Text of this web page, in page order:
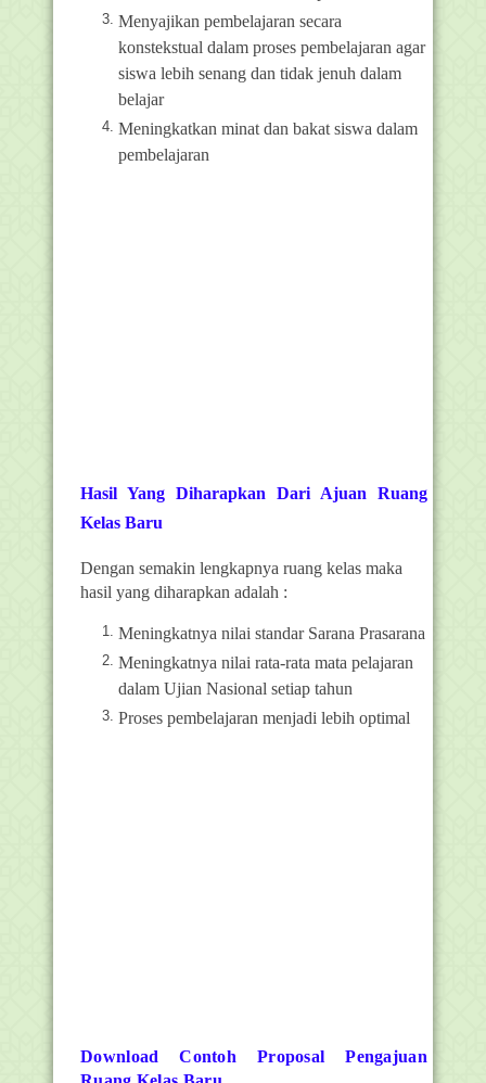
Menyajikan pembelajaran secara
konstekstual dalam proses pembelajaran agar
siswa lebih senang dan tidak jenuh dalam
belajar
Meningkatkan minat dan bakat siswa dalam
pembelajaran
Hasil Yang Diharapkan Dari Ajuan Ruang
Kelas Baru
Dengan semakin lengkapnya ruang kelas maka
hasil yang diharapkan adalah :
Meningkatnya nilai standar Sarana Prasarana
Meningkatnya nilai rata-rata mata pelajaran
dalam Ujian Nasional setiap tahun
Proses pembelajaran menjadi lebih optimal
Download Contoh Proposal Pengajuan